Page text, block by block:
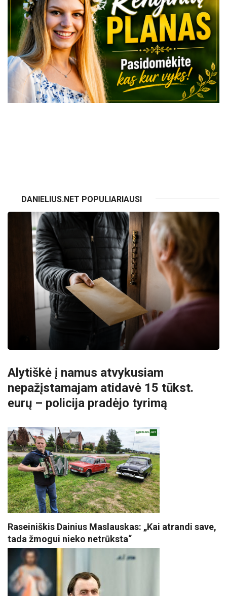
DANIELIUS.NET POPULIARIAUSI
Alytiškė į namus atvykusiam
nepažįstamajam atidavė 15 tūkst.
eurų – policija pradėjo tyrimą
Raseiniškis Dainius Maslauskas: „Kai atrandi save,
tada žmogui nieko netrūksta“